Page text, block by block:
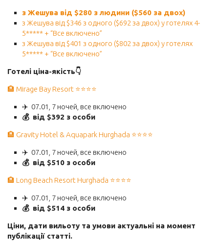
з Жешува від $280 з людини ($560 за двох)
з Жешува від $346 з одного ($692 за двох) у готелях 4-
5***** + “Все включено”
з Жешува від $401 з одного ($802 за двох) у готелях
5***** + “Все включено”
Готелі ціна-якість👇
🏨 Mirage Bay Resort ⭐️⭐️⭐️⭐️
✈️ 07.01, 7 ночей, все включено
💰 від $392 з особи
🏨 Gravity Hotel & Aquapark Hurghada ⭐️⭐️⭐️⭐️
✈️ 07.01, 7 ночей, все включено
💰 від $510 з особи
🏨 Long Beach Resort Hurghada ⭐️⭐️⭐️⭐️
✈️ 07.01, 7 ночей, все включено
💰 від $514 з особи
Ціни, дати вильоту та умови актуальні на момент
публікації статті.